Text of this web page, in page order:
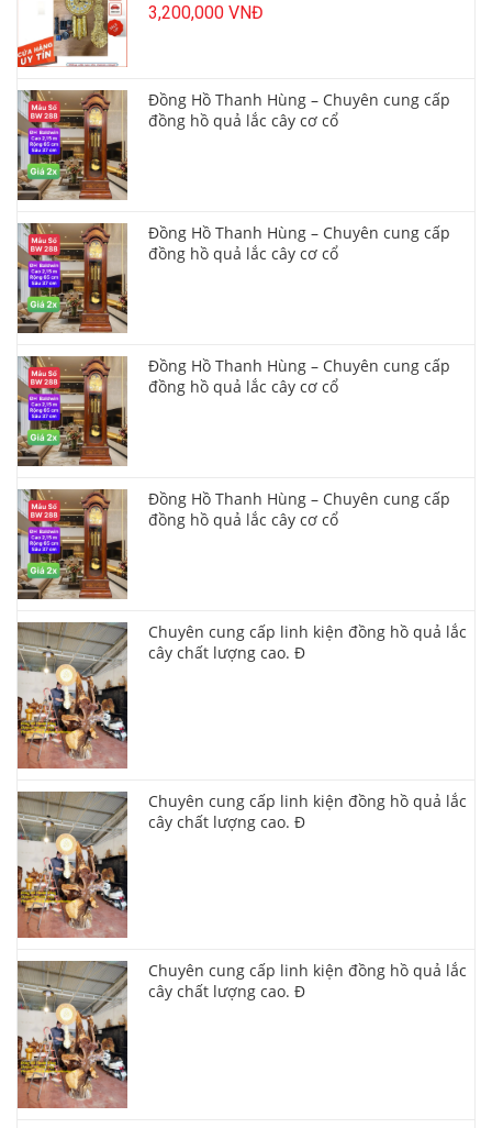
3,200,000 VNĐ
Đồng Hồ Thanh Hùng – Chuyên cung cấp
đồng hồ quả lắc cây cơ cổ
Đồng Hồ Thanh Hùng – Chuyên cung cấp
đồng hồ quả lắc cây cơ cổ
Đồng Hồ Thanh Hùng – Chuyên cung cấp
đồng hồ quả lắc cây cơ cổ
Đồng Hồ Thanh Hùng – Chuyên cung cấp
đồng hồ quả lắc cây cơ cổ
Chuyên cung cấp linh kiện đồng hồ quả lắc
cây chất lượng cao. Đ
Chuyên cung cấp linh kiện đồng hồ quả lắc
cây chất lượng cao. Đ
Chuyên cung cấp linh kiện đồng hồ quả lắc
cây chất lượng cao. Đ